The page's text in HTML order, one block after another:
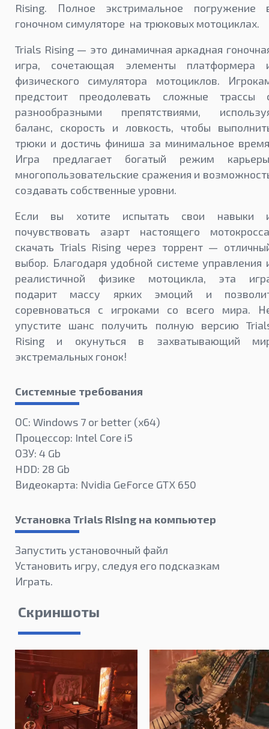
Rising. Полное экстримальное погружение
гоночном симуляторе на трюковых мотоциклах.
Trials Rising — это динамичная аркадная
игра, сочетающая элементы платформера
физического симулятора мотоциклов.
предстоит преодолевать сложные трассы
разнообразными препятствиями,
баланс, скорость и ловкость, чтобы
трюки и достичь финиша за минимальное
Игра предлагает богатый режим
многопользовательские сражения и
создавать собственные уровни.
Если вы хотите испытать свои навыки
почувствовать азарт настоящего
скачать Trials Rising через торрент —
выбор. Благодаря удобной системе управления
реалистичной физике мотоцикла, эта
подарит массу ярких эмоций и
соревноваться с игроками со всего мира.
упустите шанс получить полную версию
Rising и окунуться в захватывающий
экстремальных гонок!
Системные требования
ОС: Windows 7 or better (х64)
Процессор: Intel Core i5
ОЗУ: 4 Gb
HDD: 28 Gb
Видеокарта: Nvidia GeForce GTX 650
Установка Trials Rising на компьютер
Запустить установочный файл
Установить игру, следуя его подсказкам
Играть.
Скриншоты